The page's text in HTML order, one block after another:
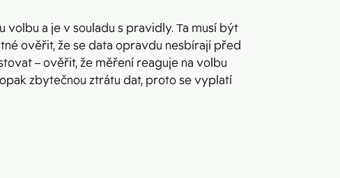
a je v souladu s pravidly. Ta musí být
ověřit, že se data opravdu nesbírají před
– ověřit, že měření reaguje na volbu
zbytečnou ztrátu dat, proto se vyplatí